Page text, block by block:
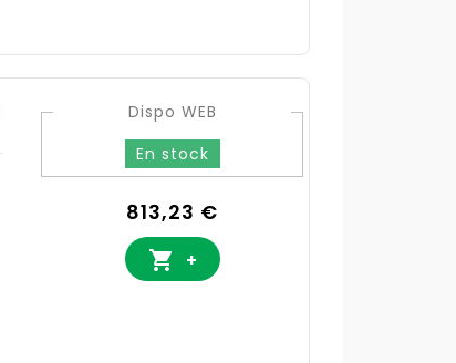
Dispo WEB
En stock
Prix
813,23 €
 +